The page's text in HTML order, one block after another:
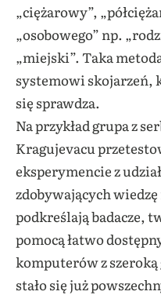
„ciężarowy”,
„osobowego” np.
„miejski”. Taka
systemowi skojarzeń,
się sprawdza.
Na przykład grupa z
Kragujevacu
eksperymencie z
zdobywających
podkreślają badacze,
pomocą łatwo
komputerów z
stało się już